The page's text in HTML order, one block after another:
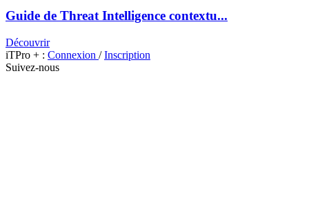
Guide de Threat Intelligence contextu...
Découvrir
iTPro + : Connexion /Inscription
Suivez-nous